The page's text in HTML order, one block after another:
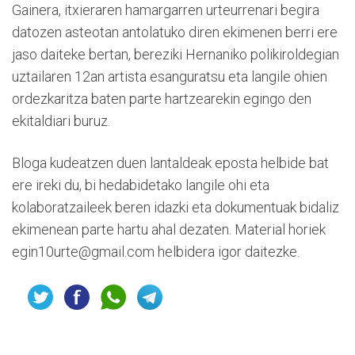
Gainera, itxieraren hamargarren urteurrenari begira
datozen asteotan antolatuko diren ekimenen berri ere
jaso daiteke bertan, bereziki Hernaniko polikiroldegian
uztailaren 12an artista esanguratsu eta langile ohien
ordezkaritza baten parte hartzearekin egingo den
ekitaldiari buruz.
Bloga kudeatzen duen lantaldeak eposta helbide bat
ere ireki du, bi hedabidetako langile ohi eta
kolaboratzaileek beren idazki eta dokumentuak bidaliz
ekimenean parte hartu ahal dezaten. Material horiek
egin10urte@gmail.com helbidera igor daitezke.